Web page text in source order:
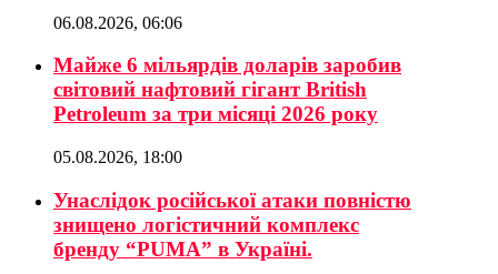
06.08.2026, 06:06
Майже 6 мільярдів доларів заробив
світовий нафтовий гігант British
Petroleum за три місяці 2026 року
05.08.2026, 18:00
Унаслідок російської атаки повністю
знищено логістичний комплекс
бренду “PUMA” в Україні.